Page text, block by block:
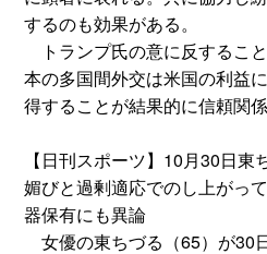
するのも効果がある。
トランプ氏の意に反するこ
本の多国間外交は米国の利益
得することが結果的に信頼関係
【日刊スポーツ】10月30日
媚びと過剰適応でのし上がっ
器保有にも異論
女優の東ちづる（65）が30